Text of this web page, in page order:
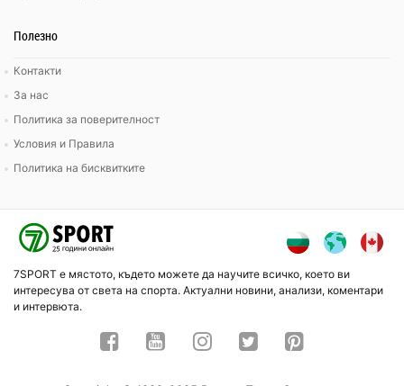
Полезно
Контакти
За нас
Политика за поверителност
Условия и Правила
Политика на бисквитките
7SPORT е мястото, където можете да научите всичко, което ви
интересува от света на спорта. Актуални новини, анализи, коментари
и интервюта.